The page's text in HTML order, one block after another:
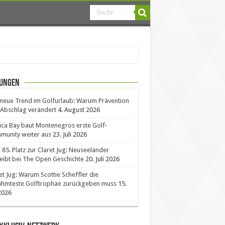
Trend im Golfurlaub: Warum Prävention
verändert 4. August 2026
Bay baut Montenegros erste Golf-
weiter aus 23. Juli 2026
85. Platz zur Claret Jug: Neuseeländer
bei The Open Geschichte 20. Juli 2026
Jug: Warum Scottie Scheffler die
Golftrophäe zurückgeben muss 15.